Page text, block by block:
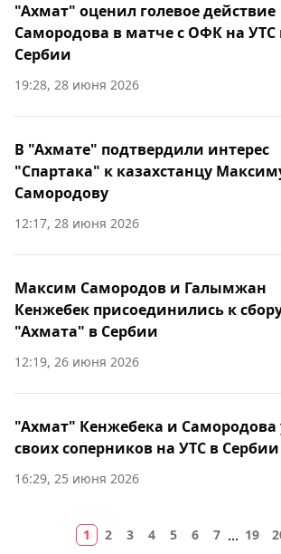
"Ахмат" оценил голевое действие
Самородова в матче с ОФК на УТС
Сербии
19:28, 28 июня 2026
В "Ахмате" подтвердили интерес
"Спартака" к казахстанцу
Самородову
12:17, 28 июня 2026
Максим Самородов и Галымжан
Кенжебек присоединились к
"Ахмата" в Сербии
12:19, 26 июня 2026
"Ахмат" Кенжебека и Самородова
своих соперников на УТС в Сербии
16:29, 25 июня 2026
1 2 3 4 5 6 7 ... 19